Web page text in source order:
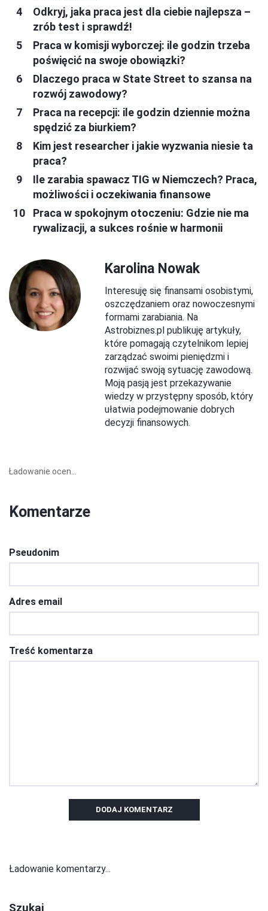
Odkryj, jaka praca jest dla ciebie najlepsza –
zrób test i sprawdź!
Praca w komisji wyborczej: ile godzin trzeba
poświęcić na swoje obowiązki?
Dlaczego praca w State Street to szansa na
rozwój zawodowy?
Praca na recepcji: ile godzin dziennie można
spędzić za biurkiem?
Kim jest researcher i jakie wyzwania niesie ta
praca?
Ile zarabia spawacz TIG w Niemczech? Praca,
możliwości i oczekiwania finansowe
Praca w spokojnym otoczeniu: Gdzie nie ma
rywalizacji, a sukces rośnie w harmonii
Karolina Nowak
Interesuję się finansami osobistymi,
oszczędzaniem oraz nowoczesnymi
formami zarabiania. Na
Astrobiznes.pl publikuję artykuły,
które pomagają czytelnikom lepiej
zarządzać swoimi pieniędzmi i
rozwijać swoją sytuację zawodową.
Moją pasją jest przekazywanie
wiedzy w przystępny sposób, który
ułatwia podejmowanie dobrych
decyzji finansowych.
Ładowanie ocen...
Komentarze
Pseudonim
Adres email
Treść komentarza
DODAJ KOMENTARZ
Ładowanie komentarzy...
Szukaj